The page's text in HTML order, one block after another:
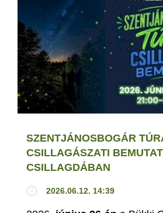
SZENTJÁNOSBOGÁR
CSILLAGÁSZATI
CSILLAGDÁBAN
2026.06.12. 14:39